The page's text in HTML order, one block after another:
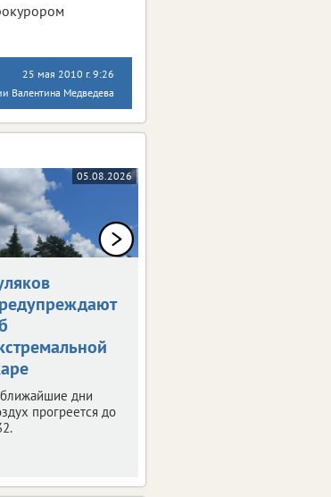
25 мая 2010 г. 9:26
Валентина Медведева
05.08.2026
дни
прогреется до